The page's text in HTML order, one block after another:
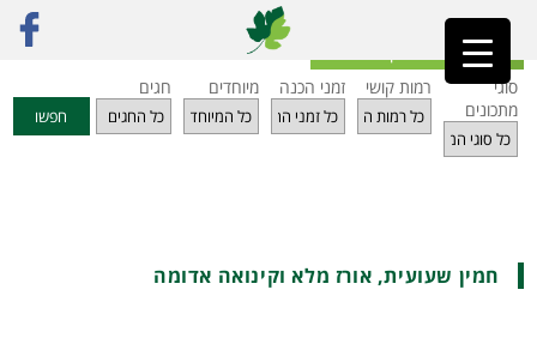
ראשי»מתכונים חמין שעועית, אורז מלא וקינואה אדומה
חזרה לאינדקס מתכונים
סוגי
מתכונים
רמות קושי זמני הכנה מיוחדים חגים
חפשו
חמין שעועית, אורז מלא וקינואה אדומה